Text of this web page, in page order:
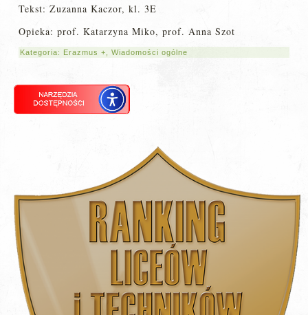
Tekst: Zuzanna Kaczor, kl. 3E
Opieka: prof. Katarzyna Miko, prof. Anna Szot
Kategoria: Erazmus + ,Wiadomości ogólne